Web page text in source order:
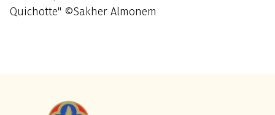
Quichotte" ©Sakher Almonem